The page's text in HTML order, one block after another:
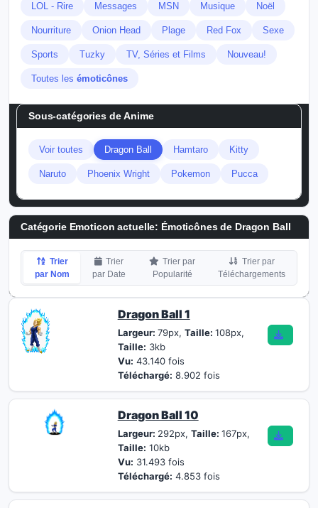
LOL - Rire Messages MSN Musique Noël
Nourriture Onion Head Plage Red Fox Sexe
Sports Tuzky TV, Séries et Films Nouveau!
Toutes les émoticônes
Sous-catégories deAnime
Voir toutes Dragon Ball Hamtaro Kitty
Naruto Phoenix Wright Pokemon Pucca
Catégorie Emoticon actuelle: Émoticônes de Dragon Ball
Trier
par Nom
Trier
par Date
Trier par
Popularité
Trier par
Téléchargements
Dragon Ball 1
Largeur: 79px, Taille: 108px,
Taille: 3kb
Vu: 43.140 fois
Téléchargé: 8.902 fois
Dragon Ball 10
Largeur: 292px, Taille: 167px,
Taille: 10kb
Vu: 31.493 fois
Téléchargé: 4.853 fois